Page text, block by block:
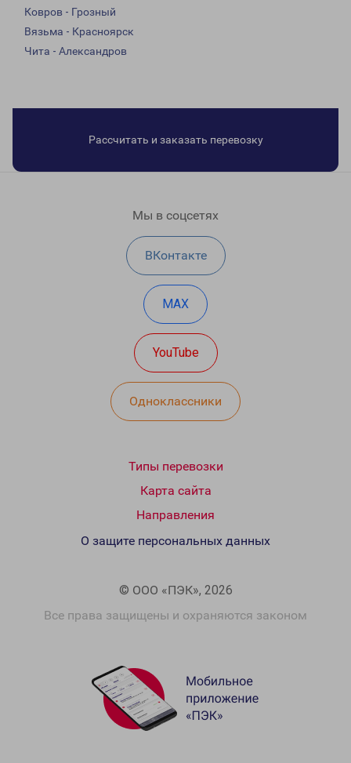
Ковров - Грозный
Вязьма - Красноярск
Чита - Александров
Рассчитать и заказать перевозку
Мы в соцсетях
ВКонтакте
MAX
YouTube
Одноклассники
Типы перевозки
Карта сайта
Направления
© ООО «ПЭК», 2026
Все права защищены и охраняются законом
О защите персональных данных